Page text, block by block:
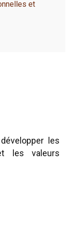
et
les
les valeurs